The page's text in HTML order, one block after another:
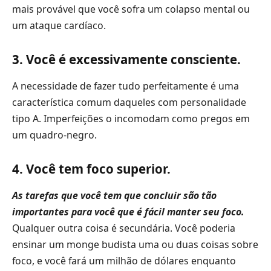
mais provável que você sofra um colapso mental ou
um ataque cardíaco.
3. Você é excessivamente consciente.
A necessidade de fazer tudo perfeitamente é uma
característica comum daqueles com personalidade
tipo A. Imperfeições o incomodam como pregos em
um quadro-negro.
4. Você tem foco superior.
As tarefas que você tem que concluir são tão
importantes para você que é fácil manter seu foco.
Qualquer outra coisa é secundária. Você poderia
ensinar um monge budista uma ou duas coisas sobre
foco, e você fará um milhão de dólares enquanto